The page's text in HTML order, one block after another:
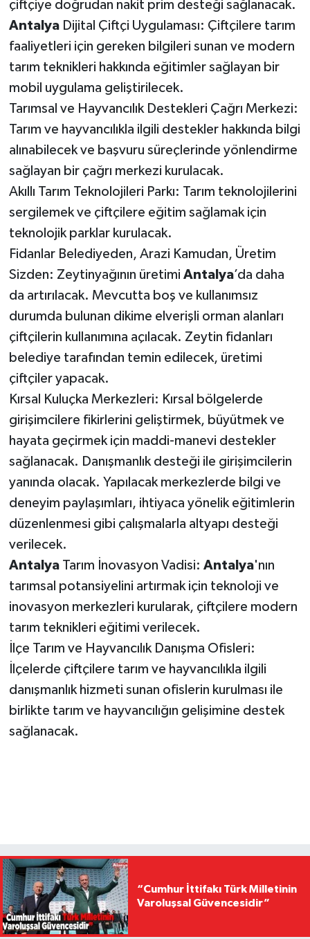
çiftçiye doğrudan nakit prim desteği sağlanacak.
AntalyaDijital Çiftçi Uygulaması: Çiftçilere tarım
faaliyetleri için gereken bilgileri sunan ve modern
tarım teknikleri hakkında eğitimler sağlayan bir
mobil uygulama geliştirilecek.
Tarımsal ve Hayvancılık Destekleri Çağrı Merkezi:
Tarım ve hayvancılıkla ilgili destekler hakkında bilgi
alınabilecek ve başvuru süreçlerinde yönlendirme
sağlayan bir çağrı merkezi kurulacak.
Akıllı Tarım Teknolojileri Parkı: Tarım teknolojilerini
sergilemek ve çiftçilere eğitim sağlamak için
teknolojik parklar kurulacak.
Fidanlar Belediyeden, Arazi Kamudan, Üretim
Sizden: Zeytinyağının üretimi Antalya’da daha
da artırılacak. Mevcutta boş ve kullanımsız
durumda bulunan dikime elverişli orman alanları
çiftçilerin kullanımına açılacak. Zeytin fidanları
belediye tarafından temin edilecek, üretimi
çiftçiler yapacak.
Kırsal Kuluçka Merkezleri: Kırsal bölgelerde
girişimcilere fikirlerini geliştirmek, büyütmek ve
hayata geçirmek için maddi-manevi destekler
sağlanacak. Danışmanlık desteği ile girişimcilerin
yanında olacak. Yapılacak merkezlerde bilgi ve
deneyim paylaşımları, ihtiyaca yönelik eğitimlerin
düzenlenmesi gibi çalışmalarla altyapı desteği
verilecek.
AntalyaTarım İnovasyon Vadisi: Antalya'nın
tarımsal potansiyelini artırmak için teknoloji ve
inovasyon merkezleri kurularak, çiftçilere modern
tarım teknikleri eğitimi verilecek.
İlçe Tarım ve Hayvancılık Danışma Ofisleri:
İlçelerde çiftçilere tarım ve hayvancılıkla ilgili
danışmanlık hizmeti sunan ofislerin kurulması ile
birlikte tarım ve hayvancılığın gelişimine destek
sağlanacak.
“Cumhur İttifakı Türk Milletinin
Varoluşsal Güvencesidir”